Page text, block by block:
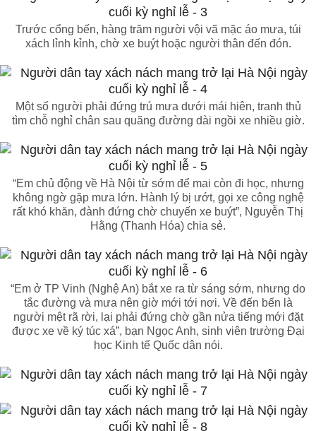
Trước cổng bến, hàng trăm người vội vã mặc áo mưa, túi
xách lỉnh kỉnh, chờ xe buýt hoặc người thân đến đón.
Một số người phải đứng trú mưa dưới mái hiên, tranh thủ
tìm chỗ nghỉ chân sau quãng đường dài ngồi xe nhiều giờ.
“Em chủ động về Hà Nội từ sớm để mai còn đi học, nhưng
không ngờ gặp mưa lớn. Hành lý bị ướt, gọi xe công nghệ
rất khó khăn, đành đứng chờ chuyến xe buýt”, Nguyễn Thị
Hằng (Thanh Hóa) chia sẻ.
“Em ở TP Vinh (Nghệ An) bắt xe ra từ sáng sớm, nhưng do
tắc đường và mưa nên giờ mới tới nơi. Về đến bến là
người mệt rã rời, lại phải đứng chờ gần nửa tiếng mới đặt
được xe về ký túc xá”, bạn Ngọc Anh, sinh viên trường Đại
học Kinh tế Quốc dân nói.